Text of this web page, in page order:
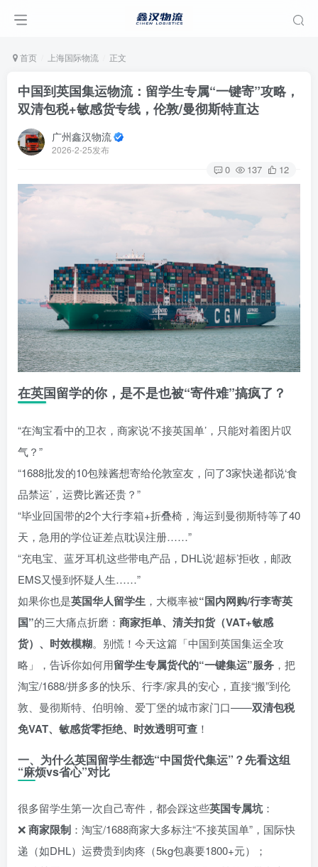
首页 上海国际物流 正文
中国到英国集运物流：留学生专属“一键寄”攻略，
双清包税+敏感货专线，伦敦/曼彻斯特直达
广州鑫汉物流
2026-2-25发布
0 137 12
在英国留学的你，是不是也被“寄件难”搞疯了？
“在淘宝看中的卫衣，商家说‘不接英国单’，只能对着图片叹
气？”
“1688批发的10包辣酱想寄给伦敦室友，问了3家快递都说‘食
品禁运’，运费比酱还贵？”
“毕业回国带的2个大行李箱+折叠椅，海运到曼彻斯特等了40
天，急用的学位证差点耽误注册……”
“充电宝、蓝牙耳机这些带电产品，DHL说‘超标’拒收，邮政
EMS又慢到怀疑人生……”
如果你也是英国华人留学生 ，大概率被“国内网购/行李寄英
国”的三大痛点折磨： 商家拒单、清关扣货（VAT+敏感
货）、时效模糊。别慌！今天这篇「中国到英国集运全攻
略」，告诉你如何用留学生专属货代的“一键集运”服务 ，把
淘宝/1688/拼多多的快乐、行李/家具的安心，直接“搬”到伦
敦、曼彻斯特、伯明翰、爱丁堡的城市家门口——双清包税
免VAT、敏感货零拒绝、时效透明可查 ！
一、为什么英国留学生都选“中国货代集运”？先看这组
“麻烦vs省心”对比
很多留学生第一次自己寄件，都会踩这些英国专属坑：
❌商家限制 ：淘宝/1688商家大多标注“不接英国单”，国际快
递（如DHL）运费贵到肉疼（5kg包裹要1800+元）；